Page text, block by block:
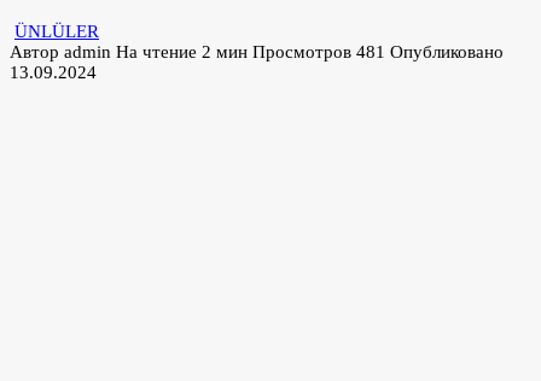
ÜNLÜLER
Автор admin На чтение 2 мин Просмотров 481 Опубликовано
13.09.2024